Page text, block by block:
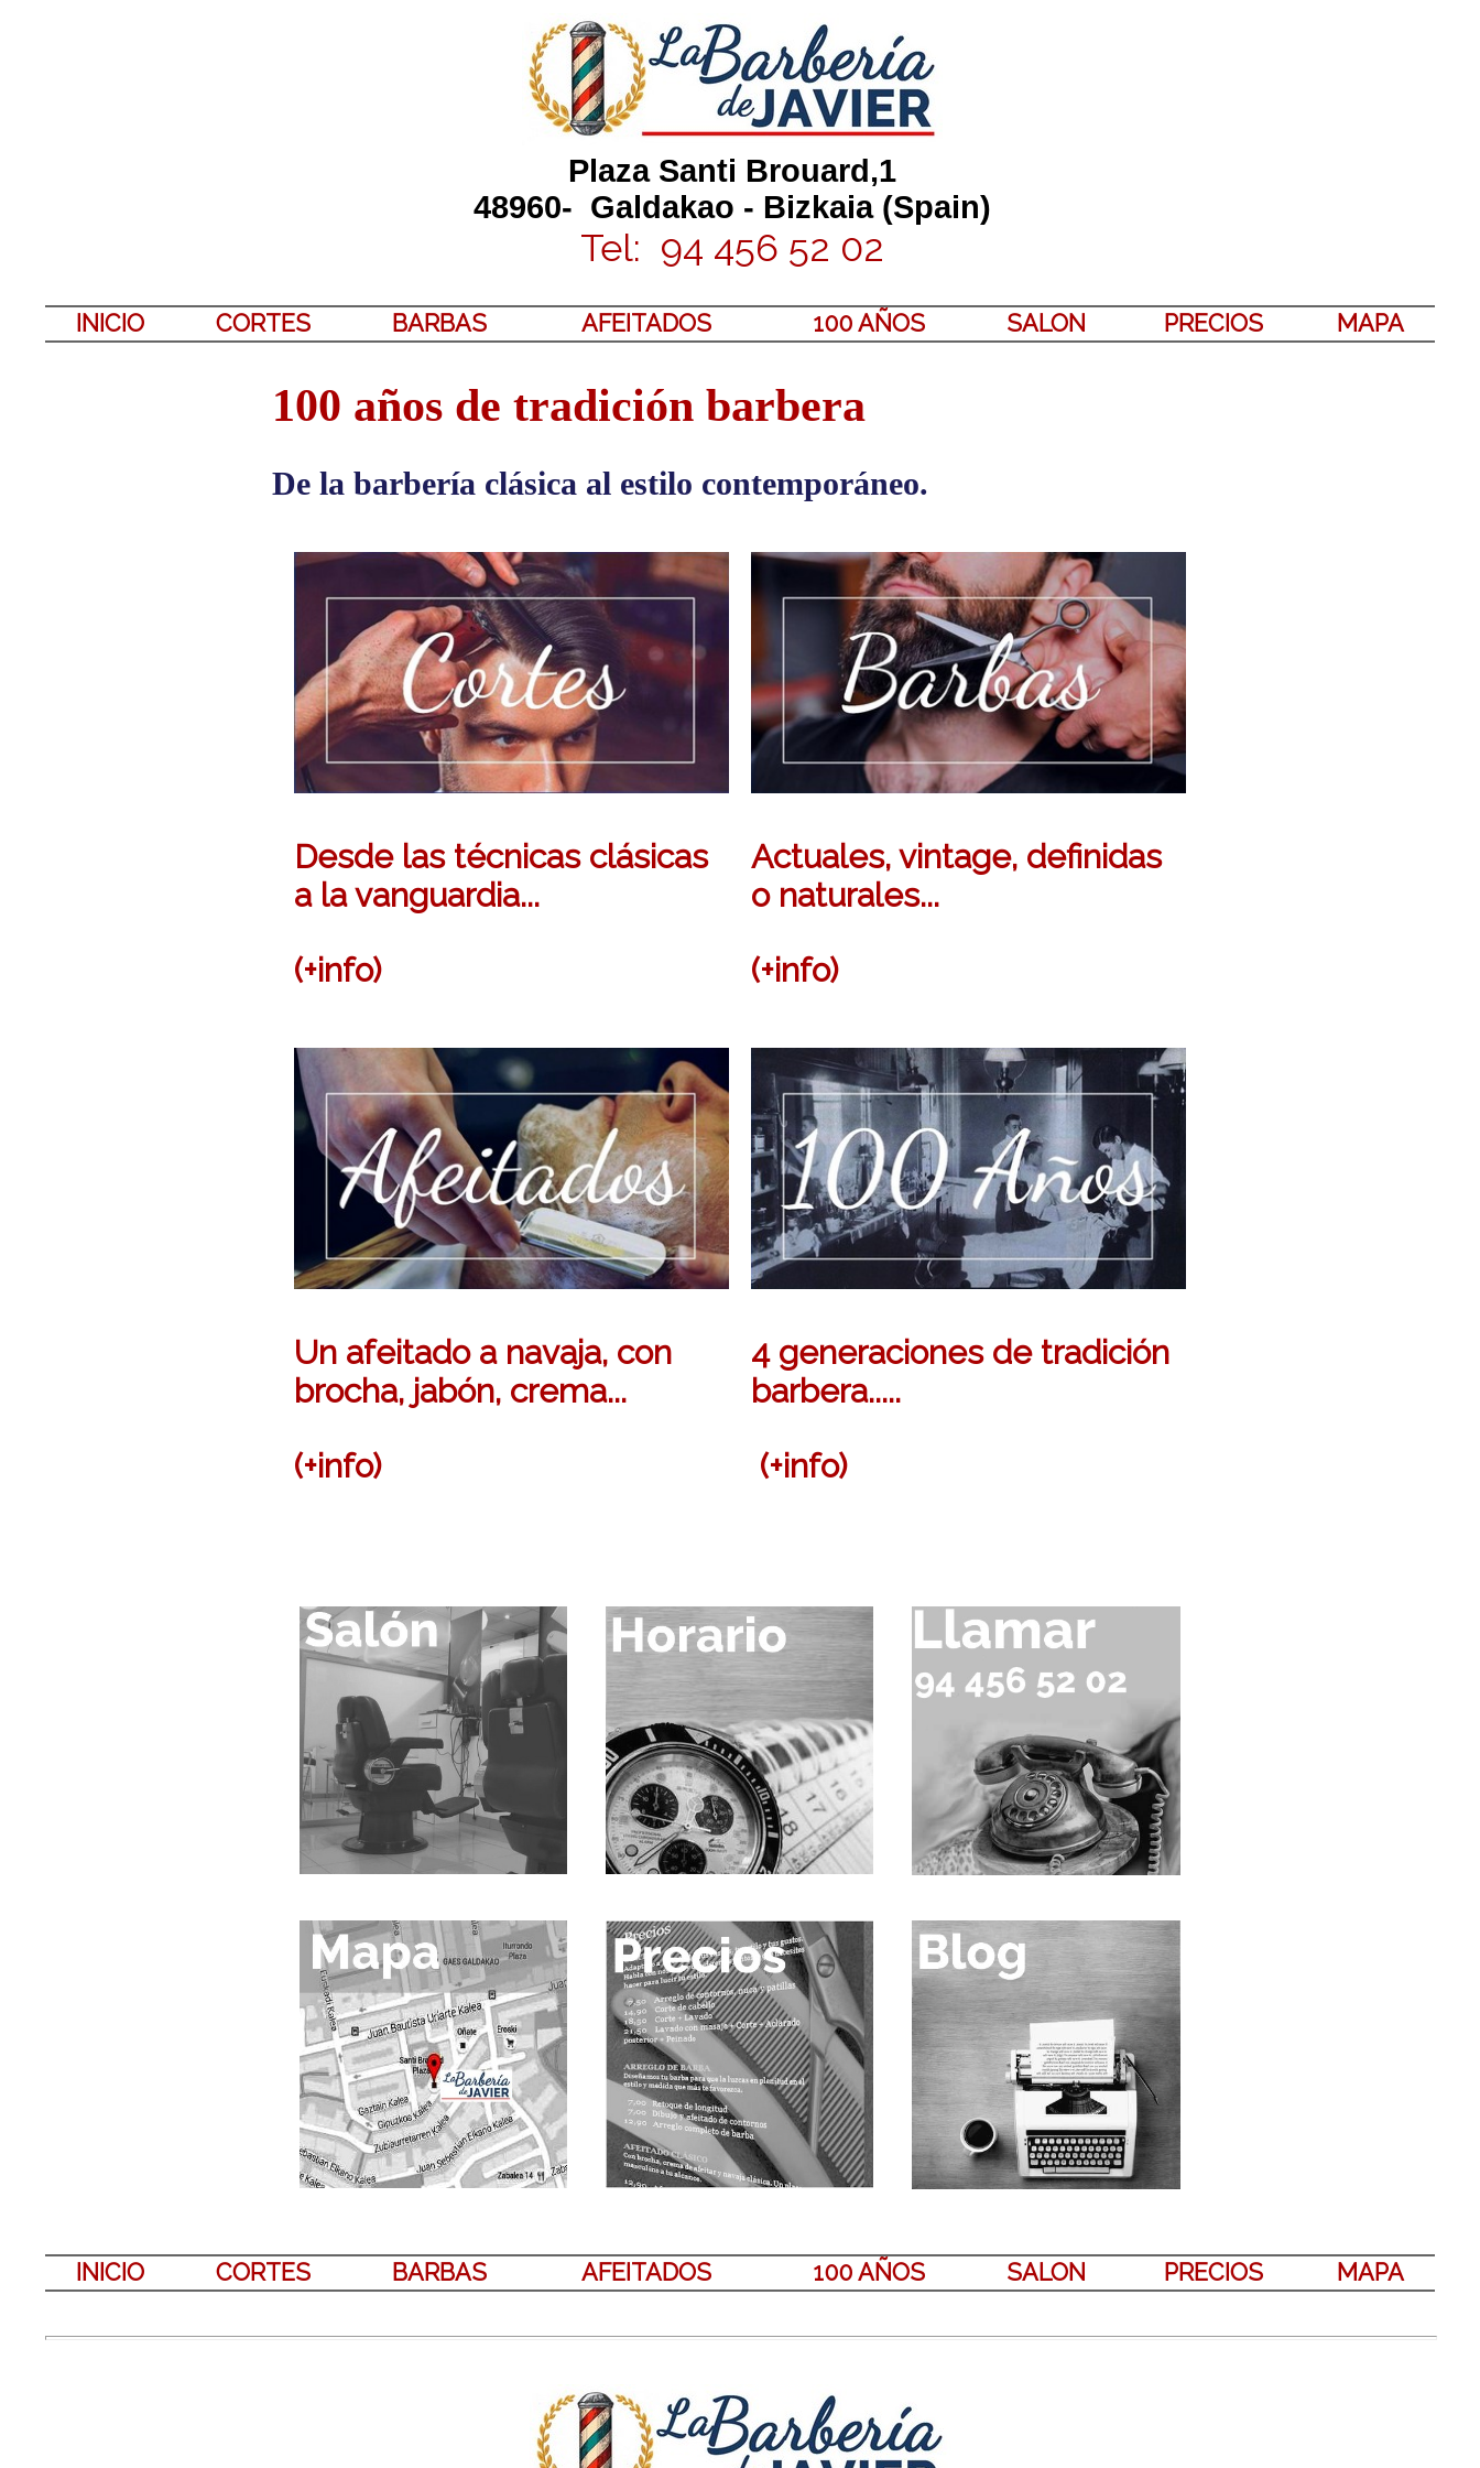
Plaza Santi Brouard,1
48960- Galdakao - Bizkaia (Spain)
Tel: 94 456 52 02
INICIO CORTES BARBAS AFEITADOS 100 AÑOS SALON PRECIOS MAPA
100 años de tradición barbera
De la barbería clásica al estilo contemporáneo.
Desde las técnicas clásicas
a la vanguardia...
(+info)
Actuales, vintage, definidas
o naturales...
(+info)
Un afeitado a navaja, con
brocha, jabón, crema...
(+info)
4 generaciones de tradición
barbera.....
(+info)
INICIO CORTES BARBAS AFEITADOS 100 AÑOS SALON PRECIOS MAPA